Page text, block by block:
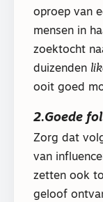
oproep van
mensen in
zoektocht
duizenden
ooit goed
2.Goede
Zorg dat
van
zetten ook
geloof